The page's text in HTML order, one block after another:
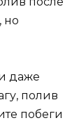
но
даже
полив
побеги